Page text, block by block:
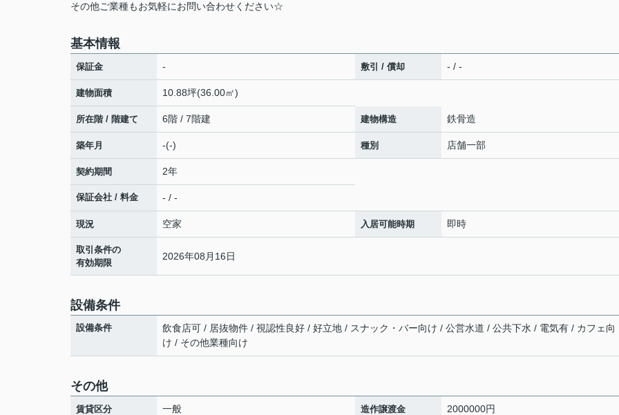
その他ご業種もお気軽にお問い合わせください☆
基本情報
保証金 - 敷引 / 償却 - / -
建物面積 10.88坪(36.00㎡)
所在階 / 階建て 6階 / 7階建 建物構造 鉄骨造
築年月 -(-) 種別 店舗一部
契約期間 2年
保証会社 / 料金 - / -
現況 空家 入居可能時期 即時
取引条件の
有効期限
2026年08月16日
設備条件
設備条件
飲食店可 / 居抜物件 / 視認性良好 / 好立地 / スナック・バー向け / 公営水道 / 公共下水 / 電気有 / カフェ向
け / その他業種向け
その他
賃貸区分 一般 造作譲渡金 2000000円